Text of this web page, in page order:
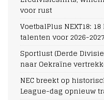
voor rust
VoetbalPlus NEXT18:
talenten voor 2026-2027
Sportlust (Derde
naar Oekraïne
NEC breekt op
League-dag opnieuw